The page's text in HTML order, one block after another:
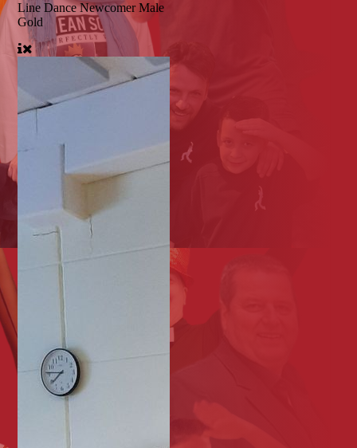
Line Dance Newcomer Male
Gold